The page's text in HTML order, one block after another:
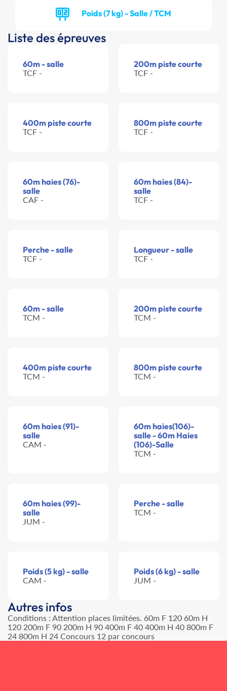
Poids (7 kg) - Salle / TCM
Liste des épreuves
60m - salle
TCF -
200m piste courte
TCF -
400m piste courte
TCF -
800m piste courte
TCF -
60m haies (76)-
salle
CAF -
60m haies (84)-
salle
TCF -
Perche - salle
TCF -
Longueur - salle
TCF -
60m - salle
TCM -
200m piste courte
TCM -
400m piste courte
TCM -
800m piste courte
TCM -
60m haies (91)-
salle
CAM -
60m haies(106)-
salle - 60m Haies
(106)-Salle
TCM -
60m haies (99)-
salle
JUM -
Perche - salle
TCM -
Poids (5 kg) - salle
CAM -
Poids (6 kg) - salle
JUM -
Autres infos
Conditions : Attention places limitées. 60m F 120 60m H
120 200m F 90 200m H 90 400m F 40 400m H 40 800m F
24 800m H 24 Concours 12 par concours